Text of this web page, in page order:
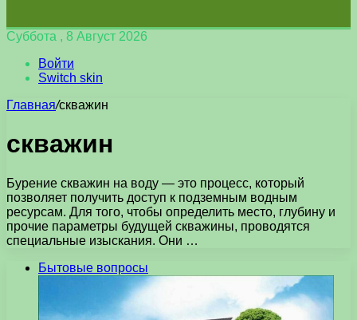
Суббота , 8 Август 2026
Войти
Switch skin
Главная/скважин
скважин
Бурение скважин на воду — это процесс, который
позволяет получить доступ к подземным водным
ресурсам. Для того, чтобы определить место, глубину и
прочие параметры будущей скважины, проводятся
специальные изыскания. Они …
Бытовые вопросы